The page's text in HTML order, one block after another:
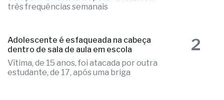
três frequências semanais
Adolescente é esfaqueada na cabeça
dentro de sala de aula em escola
Vítima, de 15 anos, foi atacada por outra
estudante, de 17, após uma briga
2